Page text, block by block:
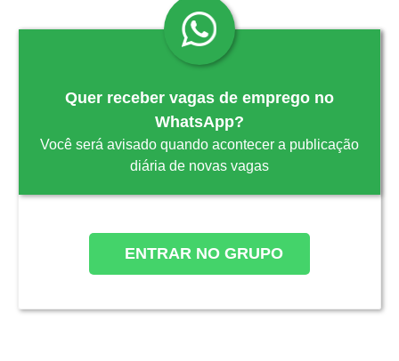
Quer receber vagas de emprego no
WhatsApp?
Você será avisado quando acontecer a publicação
diária de novas vagas
ENTRAR NO GRUPO